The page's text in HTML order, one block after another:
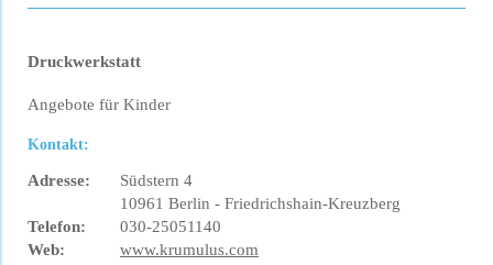
Druckwerkstatt
Angebote für Kinder
Kontakt:
Adresse:
Südstern 4
10961 Berlin - Friedrichshain-Kreuzberg
Telefon:
030-25051140
Web:
www.krumulus.com